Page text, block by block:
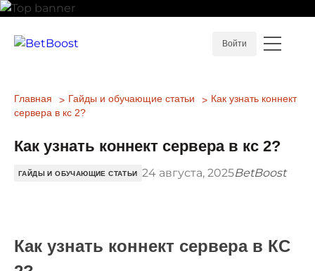
Войти
Главная Гайды и обучающие статьи
Как узнать коннект
сервера в кс 2?
Как узнать коннект сервера в кс 2?
ГАЙДЫ И ОБУЧАЮЩИЕ СТАТЬИ 24 августа, 2025BetBoost
Как узнать коннект сервера в КС